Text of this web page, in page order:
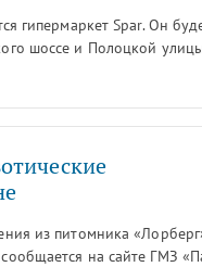
гипермаркет Spar. Он
шоссе и Полоцкой
из питомника
на сайте ГМЗ